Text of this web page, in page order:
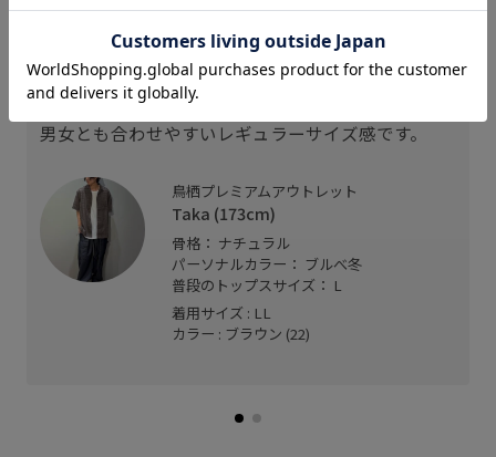
スタッフレビュー
丈夫で柔らかな肌触り且つ通気性の良いメッシュ素
材のため、夏に大活躍するアイテムです。
男女とも合わせやすいレギュラーサイズ感です。
鳥栖プレミアムアウトレット
Taka (173cm)
骨格： ナチュラル
パーソナルカラー： ブルべ冬
普段のトップスサイズ： L
着用サイズ : LL
カラー : ブラウン (22)